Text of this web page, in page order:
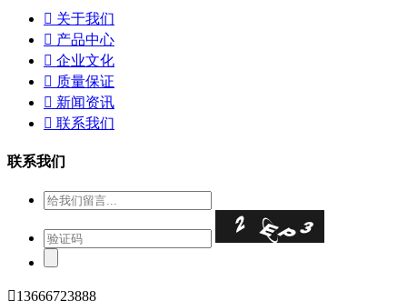
 关于我们
 产品中心
 企业文化
 质量保证
 新闻资讯
 联系我们
联系我们
13666723888